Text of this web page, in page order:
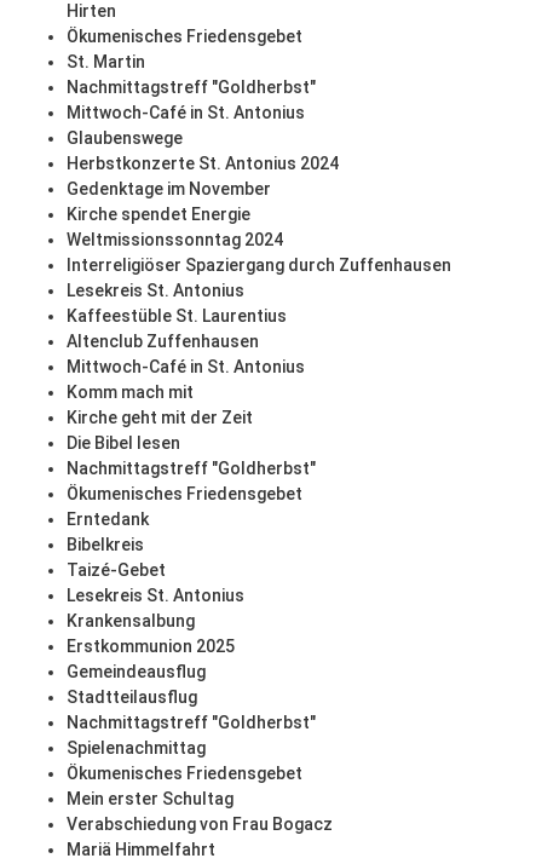
Hirten
Ökumenisches Friedensgebet
St. Martin
Nachmittagstreff "Goldherbst"
Mittwoch-Café in St. Antonius
Glaubenswege
Herbstkonzerte St. Antonius 2024
Gedenktage im November
Kirche spendet Energie
Weltmissionssonntag 2024
Interreligiöser Spaziergang durch Zuffenhausen
Lesekreis St. Antonius
Kaffeestüble St. Laurentius
Altenclub Zuffenhausen
Mittwoch-Café in St. Antonius
Komm mach mit
Kirche geht mit der Zeit
Die Bibel lesen
Nachmittagstreff "Goldherbst"
Ökumenisches Friedensgebet
Erntedank
Bibelkreis
Taizé-Gebet
Lesekreis St. Antonius
Krankensalbung
Erstkommunion 2025
Gemeindeausflug
Stadtteilausflug
Nachmittagstreff "Goldherbst"
Spielenachmittag
Ökumenisches Friedensgebet
Mein erster Schultag
Verabschiedung von Frau Bogacz
Mariä Himmelfahrt